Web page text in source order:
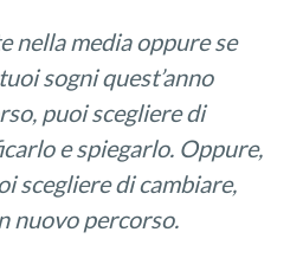
nella media oppure se
sogni quest’anno
puoi scegliere di
e spiegarlo. Oppure,
scegliere di cambiare,
nuovo percorso.